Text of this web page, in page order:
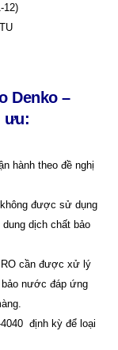
12)
Denko –
ưu:
hành theo đề nghị
được sử dụng
dịch chất bảo
cần được xử lý
nước đáp ứng
định kỳ để loại